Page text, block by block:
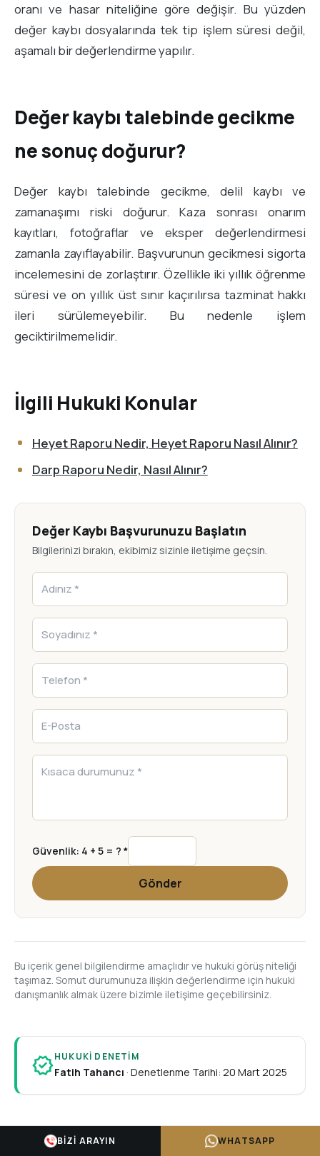
oranı ve hasar niteliğine göre değişir. Bu yüzden
değer kaybı dosyalarında tek tip işlem süresi değil,
aşamalı bir değerlendirme yapılır.
Değer kaybı talebinde gecikme
ne sonuç doğurur?
Değer kaybı talebinde gecikme, delil kaybı ve
zamanaşımı riski doğurur. Kaza sonrası onarım
kayıtları, fotoğraflar ve eksper değerlendirmesi
zamanla zayıflayabilir. Başvurunun gecikmesi sigorta
incelemesini de zorlaştırır. Özellikle iki yıllık öğrenme
süresi ve on yıllık üst sınır kaçırılırsa tazminat hakkı
ileri sürülemeyebilir. Bu nedenle işlem
geciktirilmemelidir.
İlgili Hukuki Konular
Heyet Raporu Nedir, Heyet Raporu Nasıl Alınır?
Darp Raporu Nedir, Nasıl Alınır?
Değer Kaybı Başvurunuzu Başlatın
Bilgilerinizi bırakın, ekibimiz sizinle iletişime geçsin.
Güvenlik: 4 + 5 = ? *
Gönder
Bu içerik genel bilgilendirme amaçlıdır ve hukuki görüş niteliği
taşımaz. Somut durumunuza ilişkin değerlendirme için hukuki
danışmanlık almak üzere bizimle iletişime geçebilirsiniz.
verifiedHUKUKI DENETIM
Fatih Tahancı · Denetlenme Tarihi: 20 Mart 2025
BIZI ARAYIN WHATSAPP